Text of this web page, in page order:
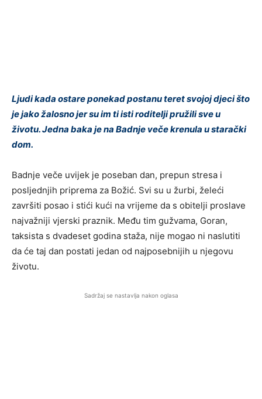
Ljudi kada ostare ponekad postanu teret svojoj djeci što
je jako žalosno jer su im ti isti roditelji pružili sve u
životu. Jedna baka je na Badnje veče krenula u starački
dom.
Badnje veče uvijek je poseban dan, prepun stresa i
posljednjih priprema za Božić. Svi su u žurbi, želeći
završiti posao i stići kući na vrijeme da s obitelji proslave
najvažniji vjerski praznik. Među tim gužvama, Goran,
taksista s dvadeset godina staža, nije mogao ni naslutiti
da će taj dan postati jedan od najposebnijih u njegovu
životu.
Sadržaj se nastavlja nakon oglasa